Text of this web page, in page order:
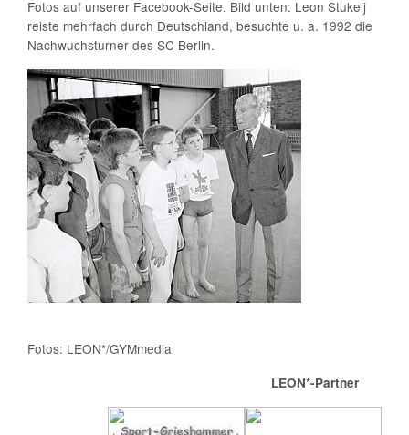
Fotos auf unserer Facebook-Seite. Bild unten: Leon Stukelj
reiste mehrfach durch Deutschland, besuchte u. a. 1992 die
Nachwuchsturner des SC Berlin.
Fotos: LEON*/GYMmedia
LEON*-Partner